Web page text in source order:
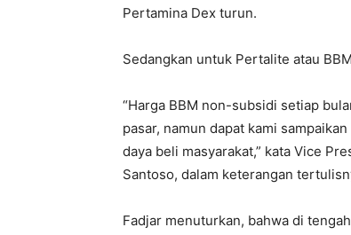
Pertamina Dex turun.
Sedangkan untuk Pertalite atau
“Harga BBM non-subsidi setiap
pasar, namun dapat kami
daya beli masyarakat,” kata Vice
Santoso, dalam keterangan
Fadjar menuturkan, bahwa di